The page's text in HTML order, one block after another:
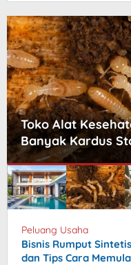
Rayap Jika
di Gudang
Blog
Pebisnis
Peluang Usaha
Bisnis Rumput
dan Tips Cara